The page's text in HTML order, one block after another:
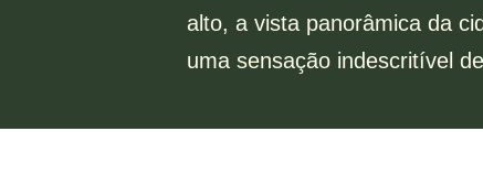
alto, a vista panorâmica da
uma sensação indescritível